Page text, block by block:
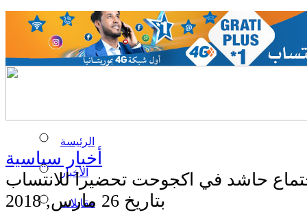
الرئيسة
الأخبار
مقابلات
أخبار سياسية
حاشد في اكجوحت تحضيرا للانتساب
بتاريخ 26 مارس, 2018